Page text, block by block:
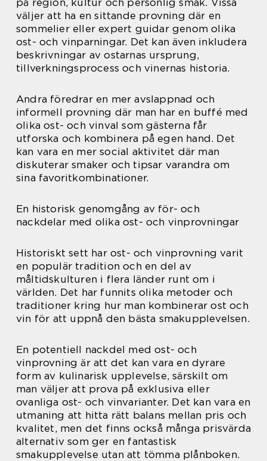
väljer att ha en sittande provning där en
sommelier eller expert guidar genom olika
ost- och vinparningar. Det kan även inkludera
beskrivningar av ostarnas ursprung,
tillverkningsprocess och vinernas historia.
Andra föredrar en mer avslappnad och
informell provning där man har en buffé med
olika ost- och vinval som gästerna får
utforska och kombinera på egen hand. Det
kan vara en mer social aktivitet där man
diskuterar smaker och tipsar varandra om
sina favoritkombinationer.
En historisk genomgång av för- och
nackdelar med olika ost- och vinprovningar
Historiskt sett har ost- och vinprovning varit
en populär tradition och en del av
måltidskulturen i flera länder runt om i
världen. Det har funnits olika metoder och
traditioner kring hur man kombinerar ost och
vin för att uppnå den bästa smakupplevelsen.
En potentiell nackdel med ost- och
vinprovning är att det kan vara en dyrare
form av kulinarisk upplevelse, särskilt om
man väljer att prova på exklusiva eller
ovanliga ost- och vinvarianter. Det kan vara en
utmaning att hitta rätt balans mellan pris och
kvalitet, men det finns också många prisvärda
alternativ som ger en fantastisk
smakupplevelse utan att tömma plånboken.